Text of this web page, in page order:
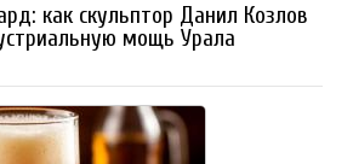
как скульптор Данил Козлов
мощь Урала